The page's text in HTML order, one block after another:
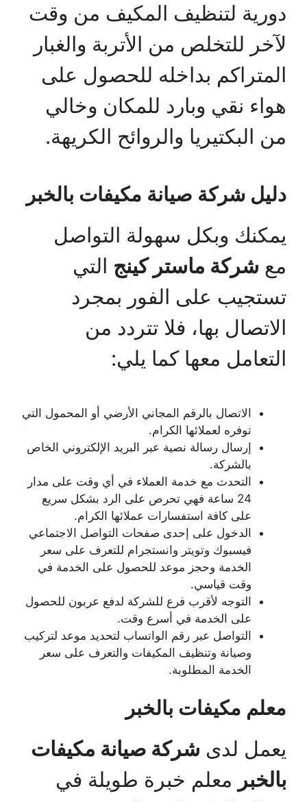
دورية لتنظيف المكيف من وقت
لآخر للتخلص من الأتربة والغبار
المتراكم بداخله للحصول على
هواء نقي وبارد للمكان وخالي
من البكتيريا والروائح الكريهة.
دليل شركة صيانة مكيفات بالخبر
يمكنك وبكل سهولة التواصل
مع شركة ماستر كينج التي
تستجيب على الفور بمجرد
الاتصال بها، فلا تتردد من
التعامل معها كما يلي:
الاتصال بالرقم المجاني الأرضي أو المحمول التي
توفره لعملائها الكرام.
إرسال رسالة نصية عبر البريد الإلكتروني الخاص
بالشركة.
التحدث مع خدمة العملاء في أي وقت على مدار
24 ساعة فهي تحرص على الرد بشكل سريع
على كافة استفسارات عملائها الكرام.
الدخول على إحدى صفحات التواصل الاجتماعي
فيسبوك وتويتر وانستجرام للتعرف على سعر
الخدمة وحجز موعد للحصول على الخدمة في
وقت قياسي.
التوجه لأقرب فرع للشركة لدفع عربون للحصول
على الخدمة في أسرع وقت.
التواصل عبر رقم الواتساب لتحديد موعد لتركيب
وصيانة وتنظيف المكيفات والتعرف على سعر
الخدمة المطلوبة.
معلم مكيفات بالخبر
يعمل لدى شركة صيانة مكيفات
بالخبر معلم خبرة طويلة في